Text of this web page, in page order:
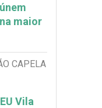
maior
CAPELA
Vila